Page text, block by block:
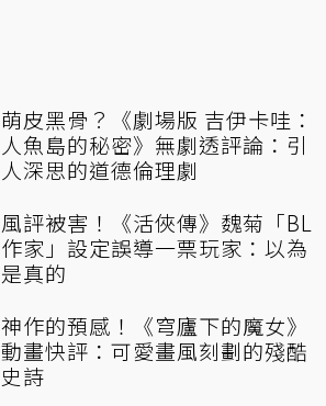
萌皮黑骨？《劇場版 吉伊卡哇：
人魚島的秘密》無劇透評論：引
人深思的道德倫理劇
風評被害！《活俠傳》魏菊「BL
作家」設定誤導一票玩家：以為
是真的
神作的預感！《穹廬下的魔女》
動畫快評：可愛畫風刻劃的殘酷
史詩